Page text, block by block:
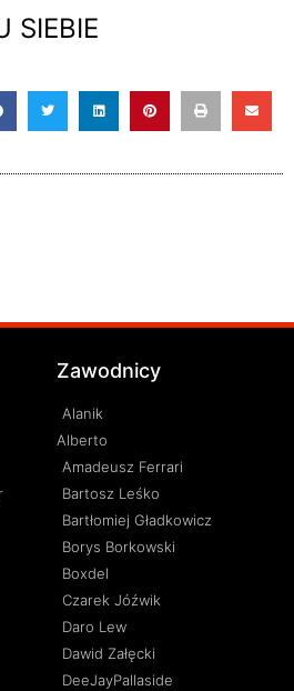
SIEBIE
Zawodnicy
Alanik
Alberto
Amadeusz Ferrari
Bartosz Leśko
Bartłomiej Gładkowicz
Borys Borkowski
Boxdel
Czarek Jóźwik
Daro Lew
Dawid Załęcki
DeeJayPallaside